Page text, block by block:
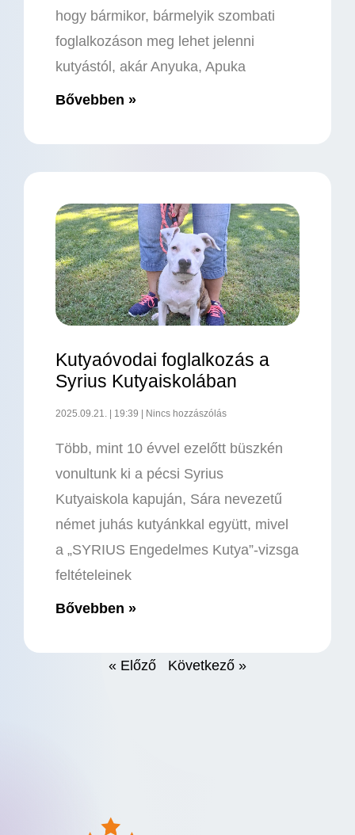
hogy bármikor, bármelyik szombati
foglalkozáson meg lehet jelenni
kutyástól, akár Anyuka, Apuka
Bővebben »
Kutyaóvodai foglalkozás a
Syrius Kutyaiskolában
2025.09.21. 19:39 Nincs hozzászólás
Több, mint 10 évvel ezelőtt büszkén
vonultunk ki a pécsi Syrius
Kutyaiskola kapuján, Sára nevezetű
német juhás kutyánkkal együtt, mivel
a „SYRIUS Engedelmes Kutya”-vizsga
feltételeinek
Bővebben »
« Előző Következő »